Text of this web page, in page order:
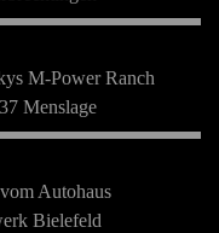
M-Power Ranch
Menslage
Autohaus
Bielefeld